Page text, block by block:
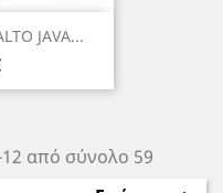
JAVA...
12 από σύνολο 59